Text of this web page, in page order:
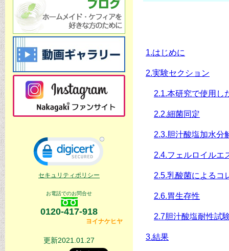
セキュリティポリシー
お電話でのお問合せ
0120-417-918
ヨイナケヒヤ
更新2021.01.27
1.はじめに
2.実験セクション
2.1.本研究で使用し
2.2.細菌同定
2.3.胆汁酸塩加水分
2.4.フェルロイルエ
2.5.乳酸菌によるコ
2.6.胃生存性
2.7胆汁酸塩耐性試
3.結果